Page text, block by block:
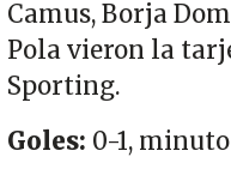
Camus, Borja
Pola vieron la
Sporting.
Goles: 0-1,